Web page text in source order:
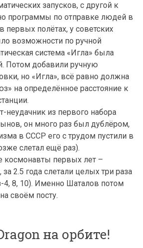
запусков, с другой к
программы по отправке людей в
первых полётах, у советских
возможности по ручной
система «Игла» была
Потом добавили ручную
но «Игла», всё равно должна
на определённое расстояние к
из первого набора
он много раз был дублёром,
в СССР его с трудом пустили в
слетал ещё раз).
первых лет –
2.5 года слетали целых три раза
4, 8, 10). Именно Шаталов потом
своём посту.
на орбите!